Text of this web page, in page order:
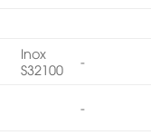
Inox
S32100
-
-